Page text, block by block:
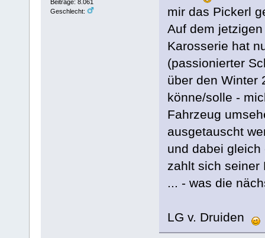
Beiträge: 8.061
Geschlecht:
mir das Pickerl
Auf dem
Karosserie hat
(passionierter
über den Winter
könne/solle -
Fahrzeug
ausgetauscht
und dabei
zahlt sich seiner
... - was die
LG v. Druiden